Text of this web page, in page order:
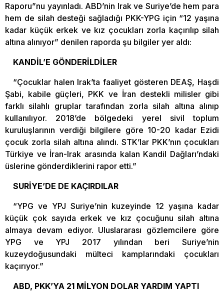
Raporu”nu yayınladı. ABD’nin Irak ve Suriye’de hem para
hem de silah desteği sağladığı PKK-YPG için “12 yaşına
kadar küçük erkek ve kız çocukları zorla kaçırılıp silah
altına alınıyor” denilen raporda şu bilgiler yer aldı:
KANDİL’E GÖNDERİLDİLER
“Çocuklar halen Irak’ta faaliyet gösteren DEAŞ, Haşdi
Şabi, kabile güçleri, PKK ve İran destekli milisler gibi
farklı silahlı gruplar tarafından zorla silah altına alınıp
kullanılıyor. 2018’de bölgedeki yerel sivil toplum
kuruluşlarının verdiği bilgilere göre 10-20 kadar Ezidi
çocuk zorla silah altına alındı. STK’lar PKK’nın çocukları
Türkiye ve İran-Irak arasında kalan Kandil Dağları’ndaki
üslerine gönderdiklerini rapor etti.”
SURİYE’DE DE KAÇIRDILAR
“YPG ve YPJ Suriye’nin kuzeyinde 12 yaşına kadar
küçük çok sayıda erkek ve kız çocuğunu silah altına
almaya devam ediyor. Uluslararası gözlemcilere göre
YPG ve YPJ 2017 yılından beri Suriye’nin
kuzeydoğusundaki mülteci kamplarındaki çocukları
kaçırıyor.”
ABD, PKK’YA 21 MİLYON DOLAR YARDIM YAPTI